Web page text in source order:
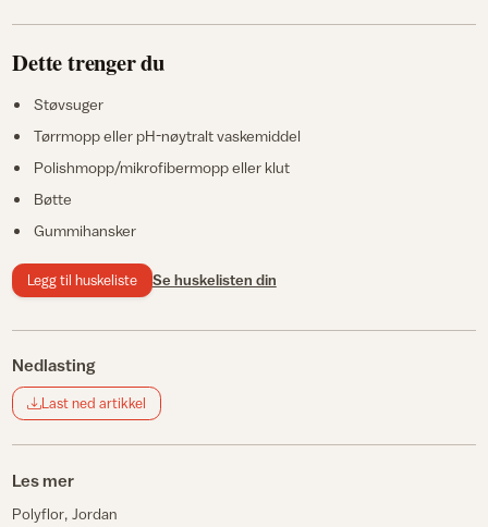
Dette trenger du
Støvsuger
Tørrmopp eller pH-nøytralt vaskemiddel
Polishmopp/mikrofibermopp eller klut
Bøtte
Gummihansker
Legg til huskeliste Se huskelisten din
Nedlasting
Last ned artikkel
Les mer
Polyflor Jordan